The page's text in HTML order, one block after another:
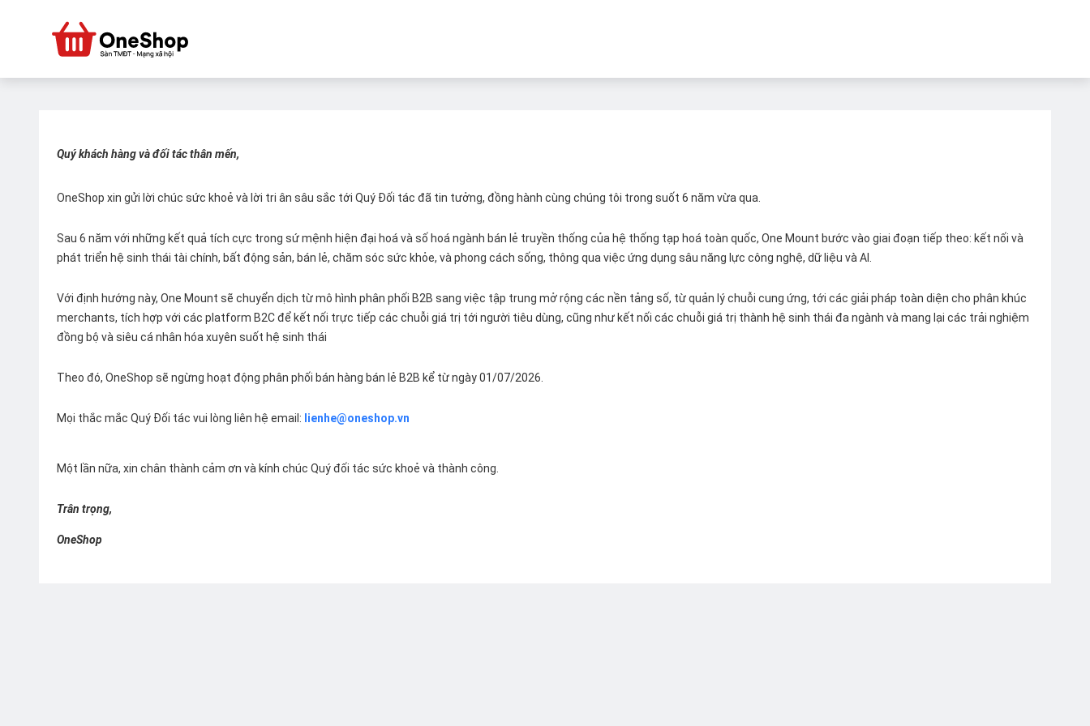
Quý khách hàng và đối tác thân mến,
OneShop xin gửi lời chúc sức khoẻ và lời tri ân sâu sắc tới Quý Đối tác đã tin tưởng, đồng hành cùng chúng tôi trong suốt 6 năm vừa qua.
Sau 6 năm với những kết quả tích cực trong sứ mệnh hiện đại hoá và số hoá ngành bán lẻ truyền thống của hệ thống tạp hoá toàn quốc, One Mount bước vào giai đoạn tiếp theo: kết nối và
phát triển hệ sinh thái tài chính, bất động sản, bán lẻ, chăm sóc sức khỏe, và phong cách sống, thông qua việc ứng dụng sâu năng lực công nghệ, dữ liệu và AI.
Với định hướng này, One Mount sẽ chuyển dịch từ mô hình phân phối B2B sang việc tập trung mở rộng các nền tảng số, từ quản lý chuỗi cung ứng, tới các giải pháp toàn diện cho phân khúc
merchants, tích hợp với các platform B2C để kết nối trực tiếp các chuỗi giá trị tới người tiêu dùng, cũng như kết nối các chuỗi giá trị thành hệ sinh thái đa ngành và mang lại các trải nghiệm
đồng bộ và siêu cá nhân hóa xuyên suốt hệ sinh thái
Theo đó, OneShop sẽ ngừng hoạt động phân phối bán hàng bán lẻ B2B kể từ ngày 01/07/2026.
Mọi thắc mắc Quý Đối tác vui lòng liên hệ email: lienhe@oneshop.vn
Một lần nữa, xin chân thành cảm ơn và kính chúc Quý đối tác sức khoẻ và thành công.
Trân trọng,
OneShop